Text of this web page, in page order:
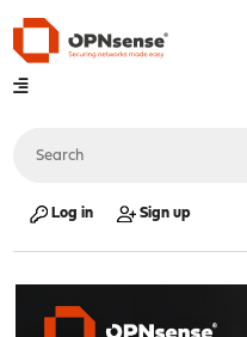
Log in Sign up